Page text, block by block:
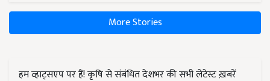
More Stories
हम व्हाट्सएप पर हैं! कृषि से संबंधित देशभर की सभी लेटेस्ट ख़बरें